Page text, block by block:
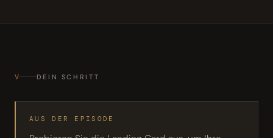
V DEIN SCHRITT
AUS DER EPISODE